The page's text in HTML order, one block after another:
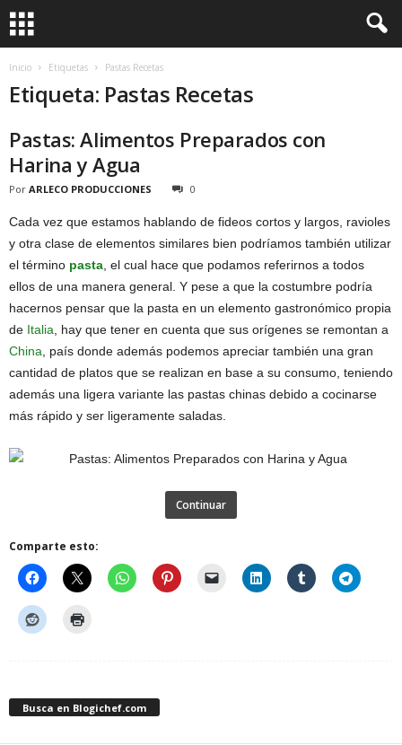
Inicio Etiquetas Pastas Recetas
Etiqueta: Pastas Recetas
Pastas: Alimentos Preparados con
Harina y Agua
Por ARLECO PRODUCCIONES 0
Cada vez que estamos hablando de fideos cortos y largos, ravioles
y otra clase de elementos similares bien podríamos también utilizar
el término pasta , el cual hace que podamos referirnos a todos
ellos de una manera general. Y pese a que la costumbre podría
hacernos pensar que la pasta en un elemento gastronómico propia
de Italia , hay que tener en cuenta que sus orígenes se remontan a
China , país donde además podemos apreciar también una gran
cantidad de platos que se realizan en base a su consumo, teniendo
además una ligera variante las pastas chinas debido a cocinarse
más rápido y ser ligeramente saladas.
Continuar
Comparte esto:
Busca en Blogichef.com